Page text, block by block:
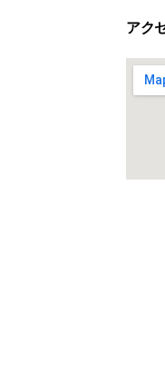
アク